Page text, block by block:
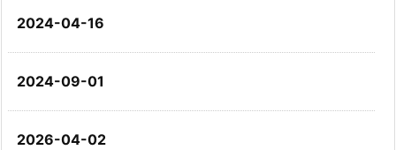
2024-04-16
2024-09-01
2026-04-02